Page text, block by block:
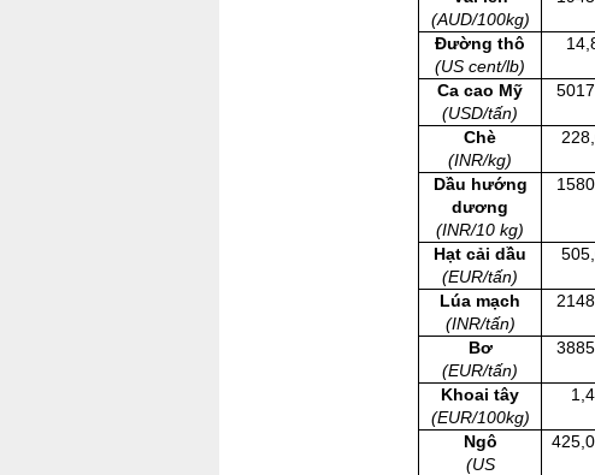
(AUD/100kg)
Đường thô
(US cent/lb)
Ca cao Mỹ
(USD/tấn)
Chè
(INR/kg)
Dầu hướng
dương
(INR/10 kg)
Hạt cải dầu
(EUR/tấn)
Lúa mạch
(INR/tấn)
Bơ
(EUR/tấn)
Khoai tây
(EUR/100kg)
Ngô
(US